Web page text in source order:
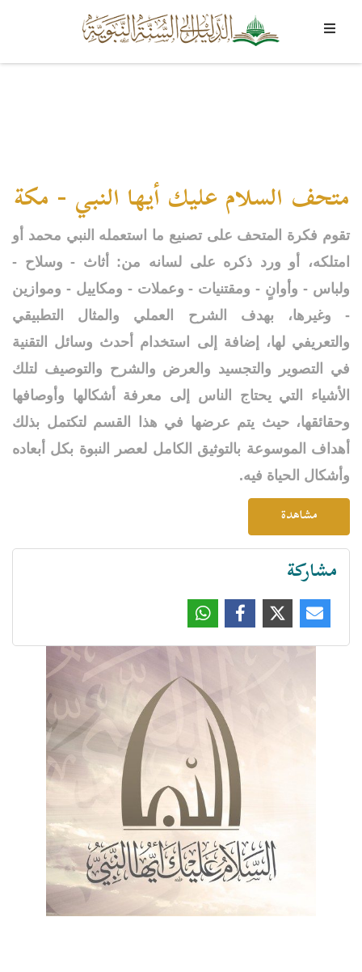
متحف السلام عليك أيها النبي - مكة
تقوم فكرة المتحف على تصنيع ما استعمله النبي محمد أو
امتلكه، أو ورد ذكره على لسانه من: أثاث - وسلاح -
ولباس - وأوانٍ - ومقتنيات - وعملات - ومكاييل - وموازين
- وغيرها، بهدف الشرح العملي والمثال التطبيقي
والتعريفي لها، إضافة إلى استخدام أحدث وسائل التقنية
في التصوير والتجسيد والعرض والشرح والتوصيف لتلك
الأشياء التي يحتاج الناس إلى معرفة أشكالها وأوصافها
وحقائقها، حيث يتم عرضها في هذا القسم لتكتمل بذلك
أهداف الموسوعة بالتوثيق الكامل لعصر النبوة بكل أبعاده
وأشكال الحياة فيه.
مشاهدة
مشاركة